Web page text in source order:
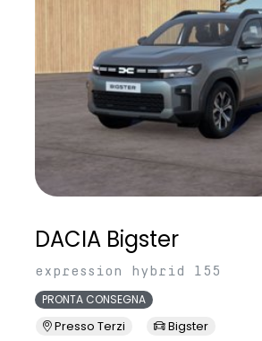
DACIA Bigster
expression hybrid 155
PRONTA CONSEGNA
Presso Terzi Bigster